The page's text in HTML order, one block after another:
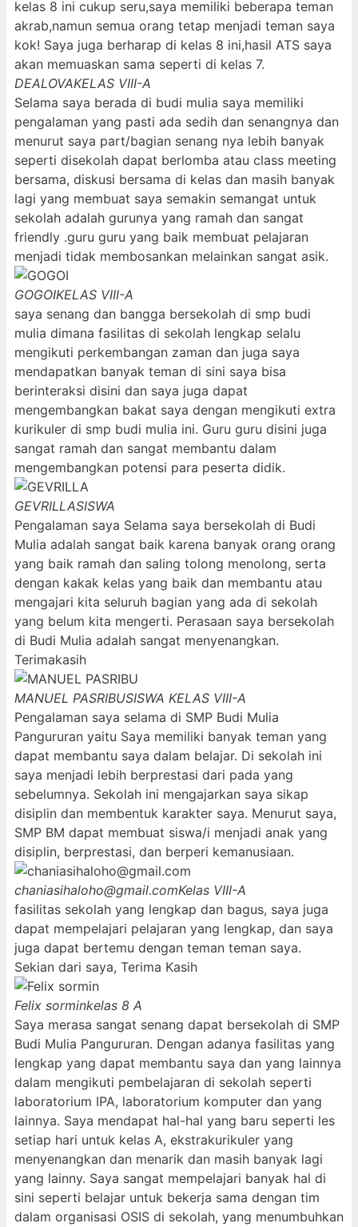
kelas 8 ini cukup seru,saya memiliki beberapa teman
akrab,namun semua orang tetap menjadi teman saya
kok! Saya juga berharap di kelas 8 ini,hasil ATS saya
akan memuaskan sama seperti di kelas 7.
DEALOVAKELAS VIII-A
Selama saya berada di budi mulia saya memiliki
pengalaman yang pasti ada sedih dan senangnya dan
menurut saya part/bagian senang nya lebih banyak
seperti disekolah dapat berlomba atau class meeting
bersama, diskusi bersama di kelas dan masih banyak
lagi yang membuat saya semakin semangat untuk
sekolah adalah gurunya yang ramah dan sangat
friendly .guru guru yang baik membuat pelajaran
menjadi tidak membosankan melainkan sangat asik.
GOGOIKELAS VIII-A
saya senang dan bangga bersekolah di smp budi
mulia dimana fasilitas di sekolah lengkap selalu
mengikuti perkembangan zaman dan juga saya
mendapatkan banyak teman di sini saya bisa
berinteraksi disini dan saya juga dapat
mengembangkan bakat saya dengan mengikuti extra
kurikuler di smp budi mulia ini. Guru guru disini juga
sangat ramah dan sangat membantu dalam
mengembangkan potensi para peserta didik.
GEVRILLASISWA
Pengalaman saya Selama saya bersekolah di Budi
Mulia adalah sangat baik karena banyak orang orang
yang baik ramah dan saling tolong menolong, serta
dengan kakak kelas yang baik dan membantu atau
mengajari kita seluruh bagian yang ada di sekolah
yang belum kita mengerti. Perasaan saya bersekolah
di Budi Mulia adalah sangat menyenangkan.
Terimakasih
MANUEL PASRIBUSISWA KELAS VIII-A
Pengalaman saya selama di SMP Budi Mulia
Pangururan yaitu Saya memiliki banyak teman yang
dapat membantu saya dalam belajar. Di sekolah ini
saya menjadi lebih berprestasi dari pada yang
sebelumnya. Sekolah ini mengajarkan saya sikap
disiplin dan membentuk karakter saya. Menurut saya,
SMP BM dapat membuat siswa/i menjadi anak yang
disiplin, berprestasi, dan berperi kemanusiaan.
chaniasihaloho@gmail.comKelas VIII-A
fasilitas sekolah yang lengkap dan bagus, saya juga
dapat mempelajari pelajaran yang lengkap, dan saya
juga dapat bertemu dengan teman teman saya.
Sekian dari saya, Terima Kasih
Felix sorminkelas 8 A
Saya merasa sangat senang dapat bersekolah di SMP
Budi Mulia Pangururan. Dengan adanya fasilitas yang
lengkap yang dapat membantu saya dan yang lainnya
dalam mengikuti pembelajaran di sekolah seperti
laboratorium IPA, laboratorium komputer dan yang
lainnya. Saya mendapat hal-hal yang baru seperti les
setiap hari untuk kelas A, ekstrakurikuler yang
menyenangkan dan menarik dan masih banyak lagi
yang lainny. Saya sangat mempelajari banyak hal di
sini seperti belajar untuk bekerja sama dengan tim
dalam organisasi OSIS di sekolah, yang menumbuhkan